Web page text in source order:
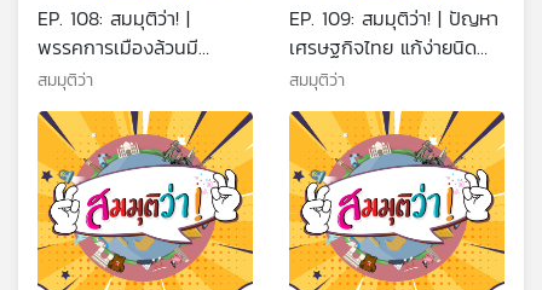
EP. 108: สมมุติว่า! |
พรรคการเมืองล้วนมี
เจ้าของพรรค !!
สมมุติว่า
EP. 109: สมมุติว่า! | ปัญหา
เศรษฐกิจไทย แก้ง่ายนิด
เดียว !!
สมมุติว่า